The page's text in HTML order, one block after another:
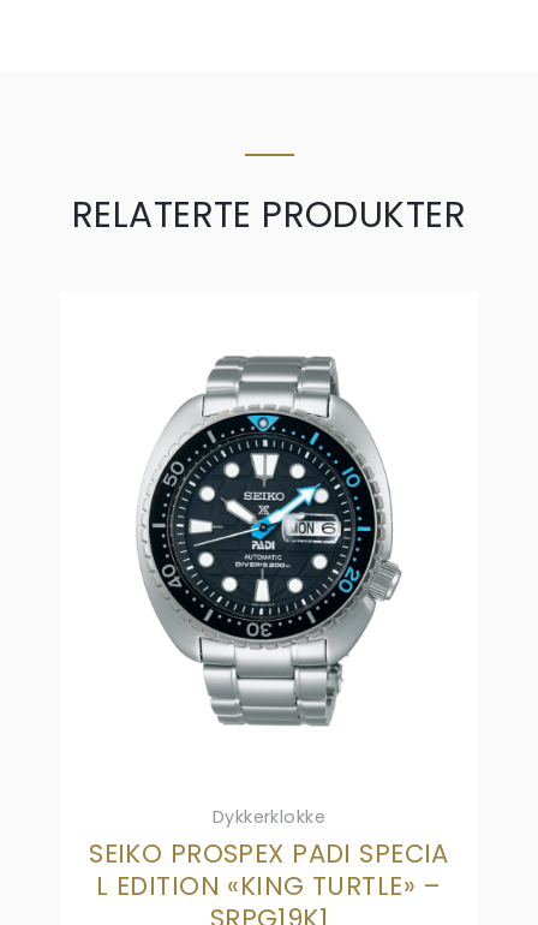
RELATERTE PRODUKTER
Dykkerklokke
SEIKO PROSPEX PADI SPECIA
L EDITION «KING TURTLE» –
SRPG19K1